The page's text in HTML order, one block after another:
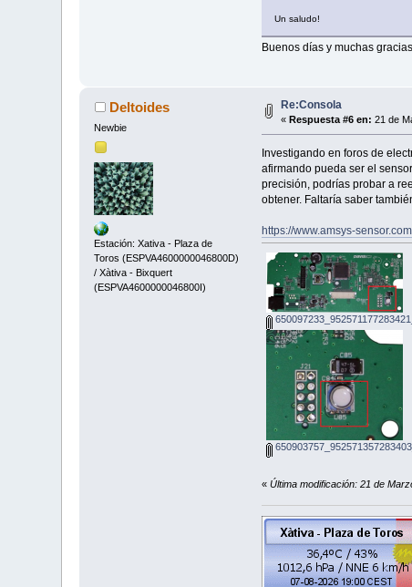
Un saludo!
Buenos días y muchas
Deltoides
Newbie
Estación: Xativa - Plaza de
Toros (ESPVA4600000046800D)
/ Xàtiva - Bixquert
(ESPVA4600000046800I)
Re:Consola
« Respuesta #6 en: 21 de
Investigando en foros de
afirmando pueda ser el
precisión, podrías probar a
obtener. Faltaría saber
https://www.amsys-
« Última modificación: 21 de